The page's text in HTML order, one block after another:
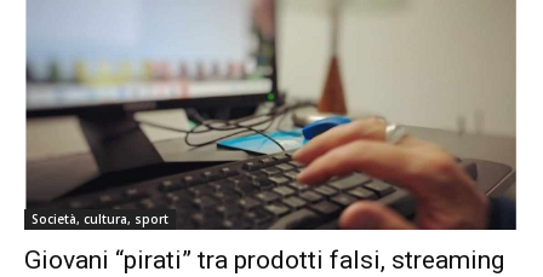
Società, cultura, sport
Giovani “pirati” tra prodotti falsi, streaming